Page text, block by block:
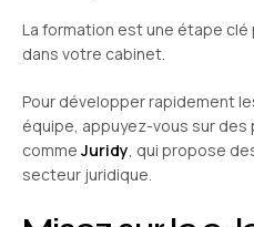
La formation est une étape
dans votre cabinet.
Pour développer rapidement
équipe, appuyez-vous sur
comme Juridy , qui propose
secteur juridique.